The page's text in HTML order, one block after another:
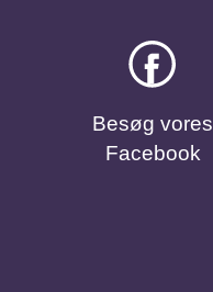
Besøg vores
Facebook